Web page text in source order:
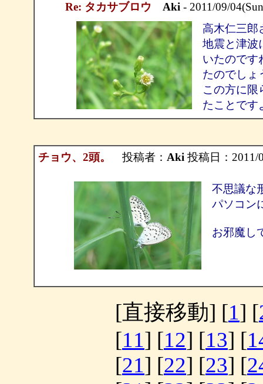
Re: タカサブロウ Aki- 2011/09/
高木仁三郎
地震と津波
いたのです
たのでしょ
この方に限
たことです
チョウ、2頭。 投稿者： Aki 投稿日：2011/
不思議な
パソコン
お邪魔し
[直接移動] [1] [
[11] [12] [13] [
[21] [22] [23] [